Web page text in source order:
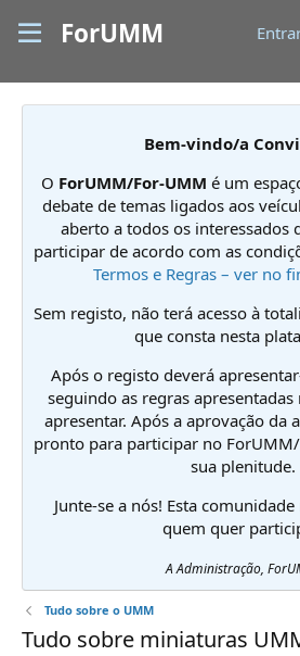
ForUMM
Bem-vindo/a
O ForUMM/For-UMM é um
debate de temas ligados aos
aberto a todos os interessados
participar de acordo com as
Termos e Regras – ver no
Sem registo, não terá acesso à
que consta nesta
Após o registo deverá
seguindo as regras
apresentar. Após a aprovação da
pronto para participar no
sua plenitude.
Junte-se a nós! Esta
quem quer
A Administração,
Tudo sobre o UMM
Tudo sobre miniaturas